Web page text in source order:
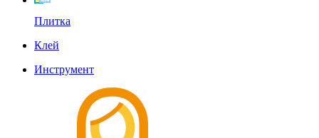
Плитка
Клей
Инструмент